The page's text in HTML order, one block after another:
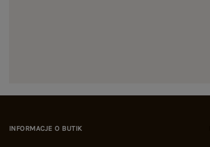
INFORMACJE O BUTIK